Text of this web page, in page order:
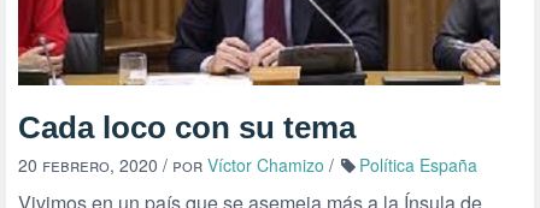
Cada loco con su tema
20 febrero, 2020 / por Víctor Chamizo / Política España